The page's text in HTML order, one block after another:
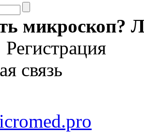
микроскоп?
Регистрация
связь